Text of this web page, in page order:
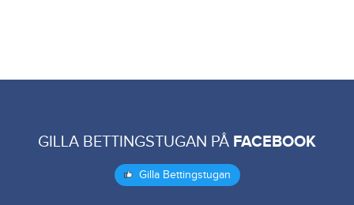
GILLA BETTINGSTUGAN PÅ FACEBOOK
Gilla Bettingstugan